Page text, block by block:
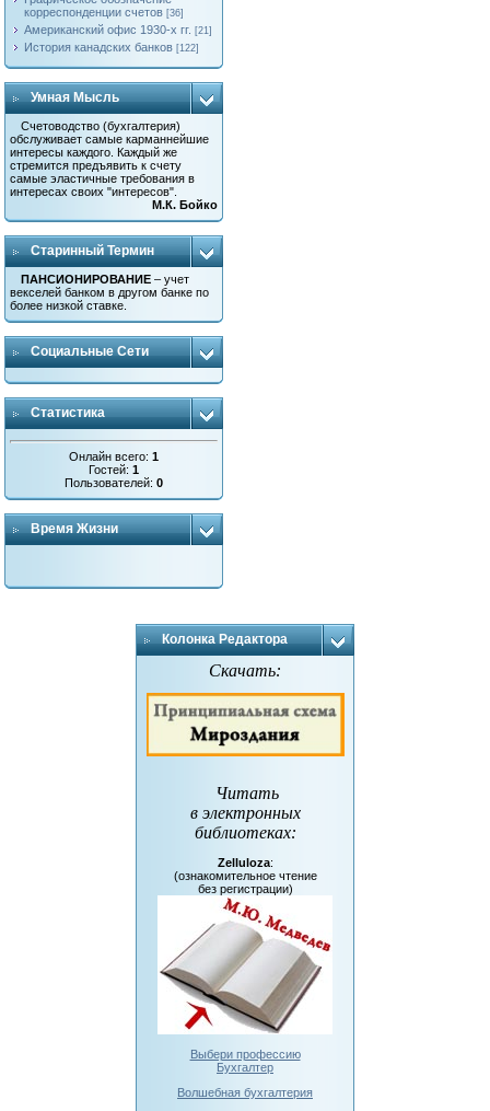
корреспонденции счетов [36]
Американский офис 1930-х гг. [21]
История канадских банков [122]
Умная Мысль
Счетоводство (бухгалтерия)
обслуживает самые карманнейшие
интересы каждого. Каждый же
стремится предъявить к счету
самые эластичные требования в
интересах своих "интересов".
М.К. Бойко
Старинный Термин
ПАНСИОНИРОВАНИЕ – учет
векселей банком в другом банке по
более низкой ставке.
Социальные Сети
Статистика
Онлайн всего:1
Гостей:1
Пользователей:0
Время Жизни
Колонка Редактора
Скачать:
Читать
в электронных
библиотеках:
Zelluloza:
(ознакомительное чтение
без регистрации)
Выбери профессию
Бухгалтер
Волшебная бухгалтерия